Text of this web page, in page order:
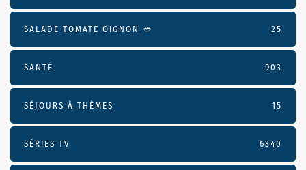
SALADE TOMATE OIGNON 🥙 25
SANTÉ 903
SÉJOURS À THÈMES 15
SÉRIES TV 6340